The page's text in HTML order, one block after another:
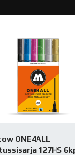
ONE4ALL
127HS